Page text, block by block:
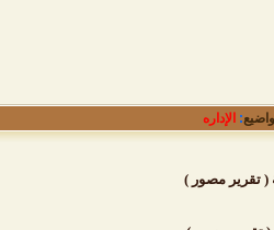
: الإداره
( تقرير مصور )